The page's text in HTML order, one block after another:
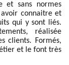
et sans normes
connaitre et
qui y sont liés.
réalisée
clients. Formés,
et le font très